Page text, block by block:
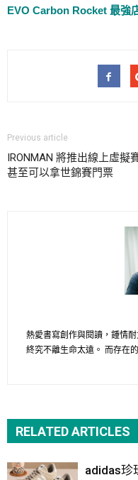
EVO Carbon Rocket 最強
Previous article
IRONMAN 將推出線上虛擬
甚至可以拿世錦賽門票
熱愛書寫創作與閱讀，鍾情
終究不離生命太遠。 而存在
RELATED ARTICLES
adidas珍